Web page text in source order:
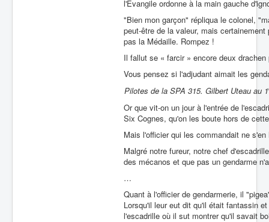
l'Evangile ordonne à la main gauche
"Bien mon garçon" répliqua le colonel,
peut-être de la valeur, mais
pas la Médaille. Rompez !
Il fallut se « farcir » encore deux
Vous pensez si l'adjudant aimait les
Pilotes de la SPA 315. Gilbert Uteau au 1
Or que vit-on un jour à l'entrée de
Six Cognes, qu'on les boute hors de
Mais l'officier qui les commandait ne
Malgré notre fureur, notre chef
des mécanos et que pas un gendarme
…
Quant à l'officier de gendarmerie, il
Lorsqu'il leur eut dit qu'il était fantassin
l'escadrille où il sut montrer qu'il savait